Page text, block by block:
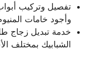
تفصيل وتركيب
وأجود خامات
خدمة تبديل زجاج
الشبابيك بمختلف